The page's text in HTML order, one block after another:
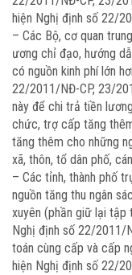
hiện Nghị định số 22/
– Các Bộ, cơ quan
ương chỉ đạo, hướng
có nguồn kinh phí lớn
22/2011/NĐ-CP, 23/
này để chi trả tiền
chức, trợ cấp tăng
tăng thêm cho những
xã, thôn, tổ dân phố,
– Các tỉnh, thành phố
nguồn tăng thu ngân
xuyên (phần giữ lại tập
Nghị định số 22/2011/
toán cùng cấp và cấp
hiện Nghị định số 22/